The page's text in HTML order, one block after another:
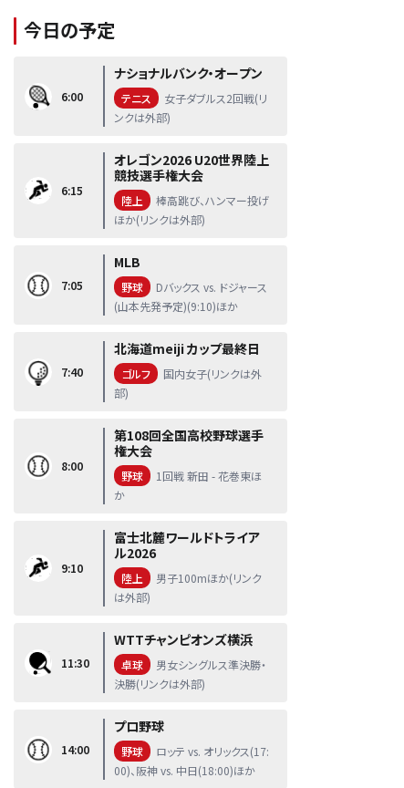
今日の予定
6:00
ナショナルバンク・オープン
テニス
女子ダブルス2回戦(リ
ンクは外部)
6:15
オレゴン2026 U20世界陸上
競技選手権大会
陸上
棒高跳び、ハンマー投げ
ほか(リンクは外部)
7:05
MLB
野球
Dバックス vs. ドジャース
(山本先発予定)(9:10)ほか
7:40
北海道meiji カップ最終日
ゴルフ
国内女子(リンクは外
部)
8:00
第108回全国高校野球選手
権大会
野球
1回戦 新田 - 花巻東ほ
か
9:10
富士北麓ワールドトライア
ル2026
陸上
男子100mほか(リンク
は外部)
11:30
WTTチャンピオンズ横浜
卓球
男女シングルス準決勝・
決勝(リンクは外部)
14:00
プロ野球
野球
ロッテ vs. オリックス(17:
00)、阪神 vs. 中日(18:00)ほか